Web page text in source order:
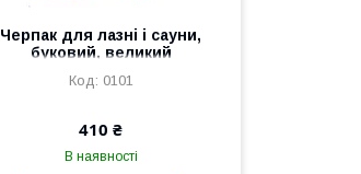
Черпак для лазні і сауни,
буковий, великий
0101
410 ₴
В наявності